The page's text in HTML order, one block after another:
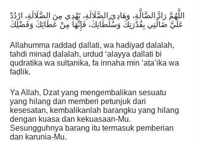
اللَّهُمَّ رَادَّ الضَّالَّةِ، وَهَادِيَ الضَّلَالَةِ، تَهْدِي مِنَ الضَّلَالَةِ، ارْدُدْ
عَلَيَّ ضَالَّتِي بِقُدْرَتِكَ وَسُلْطَانِكَ، فَإِنَّهَا مِنْ عَطَائِكَ وَفَضْلِكَ
Allahumma raddaḍ ḍallati, wa hadiyaḍ ḍalalah,
tahdi minaḍ ḍalalah, urdud ‘alayya ḍallati bi
qudratika wa sulṭanika, fa innaha min ‘aṭa’ika wa
faḍlik.
Ya Allah, Dzat yang mengembalikan sesuatu
yang hilang dan memberi petunjuk dari
kesesatan, kembalikanlah barangku yang hilang
dengan kuasa dan kekuasaan-Mu.
Sesungguhnya barang itu termasuk pemberian
dan karunia-Mu.